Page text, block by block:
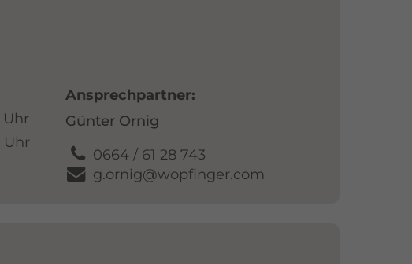
Uhr
Uhr
Ansprechpartner
Günter Ornig
0664 / 61 28 743
g.ornig@wopfinger.com